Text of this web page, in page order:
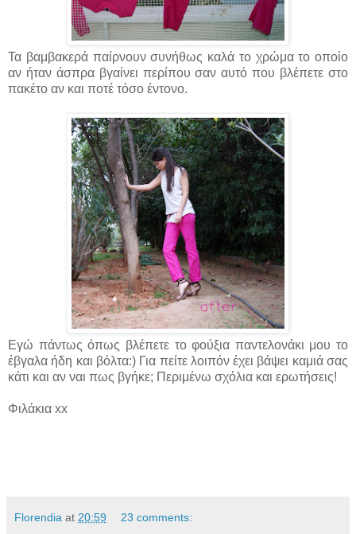
Τα βαμβακερά παίρνουν συνήθως καλά το χρώμα το οποίο
αν ήταν άσπρα βγαίνει περίπου σαν αυτό που βλέπετε στο
πακέτο αν και ποτέ τόσο έντονο.
Εγώ πάντως όπως βλέπετε το φούξια παντελονάκι μου το
έβγαλα ήδη και βόλτα:) Για πείτε λοιπόν έχει βάψει καμιά σας
κάτι και αν ναι πως βγήκε; Περιμένω σχόλια και ερωτήσεις!
Φιλάκια xx
Florendia at 20:59 23 comments: